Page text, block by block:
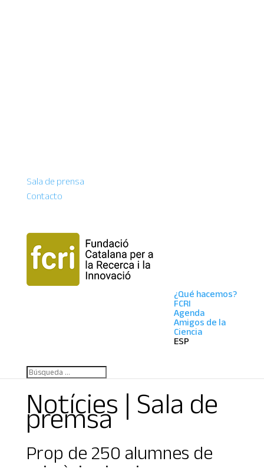
Sala de prensa
Contacto
¿Qué hacemos?
FCRI
Agenda
Amigos de la
Ciencia
ESP
Notícies | Sala de
premsa
Prop de 250 alumnes de